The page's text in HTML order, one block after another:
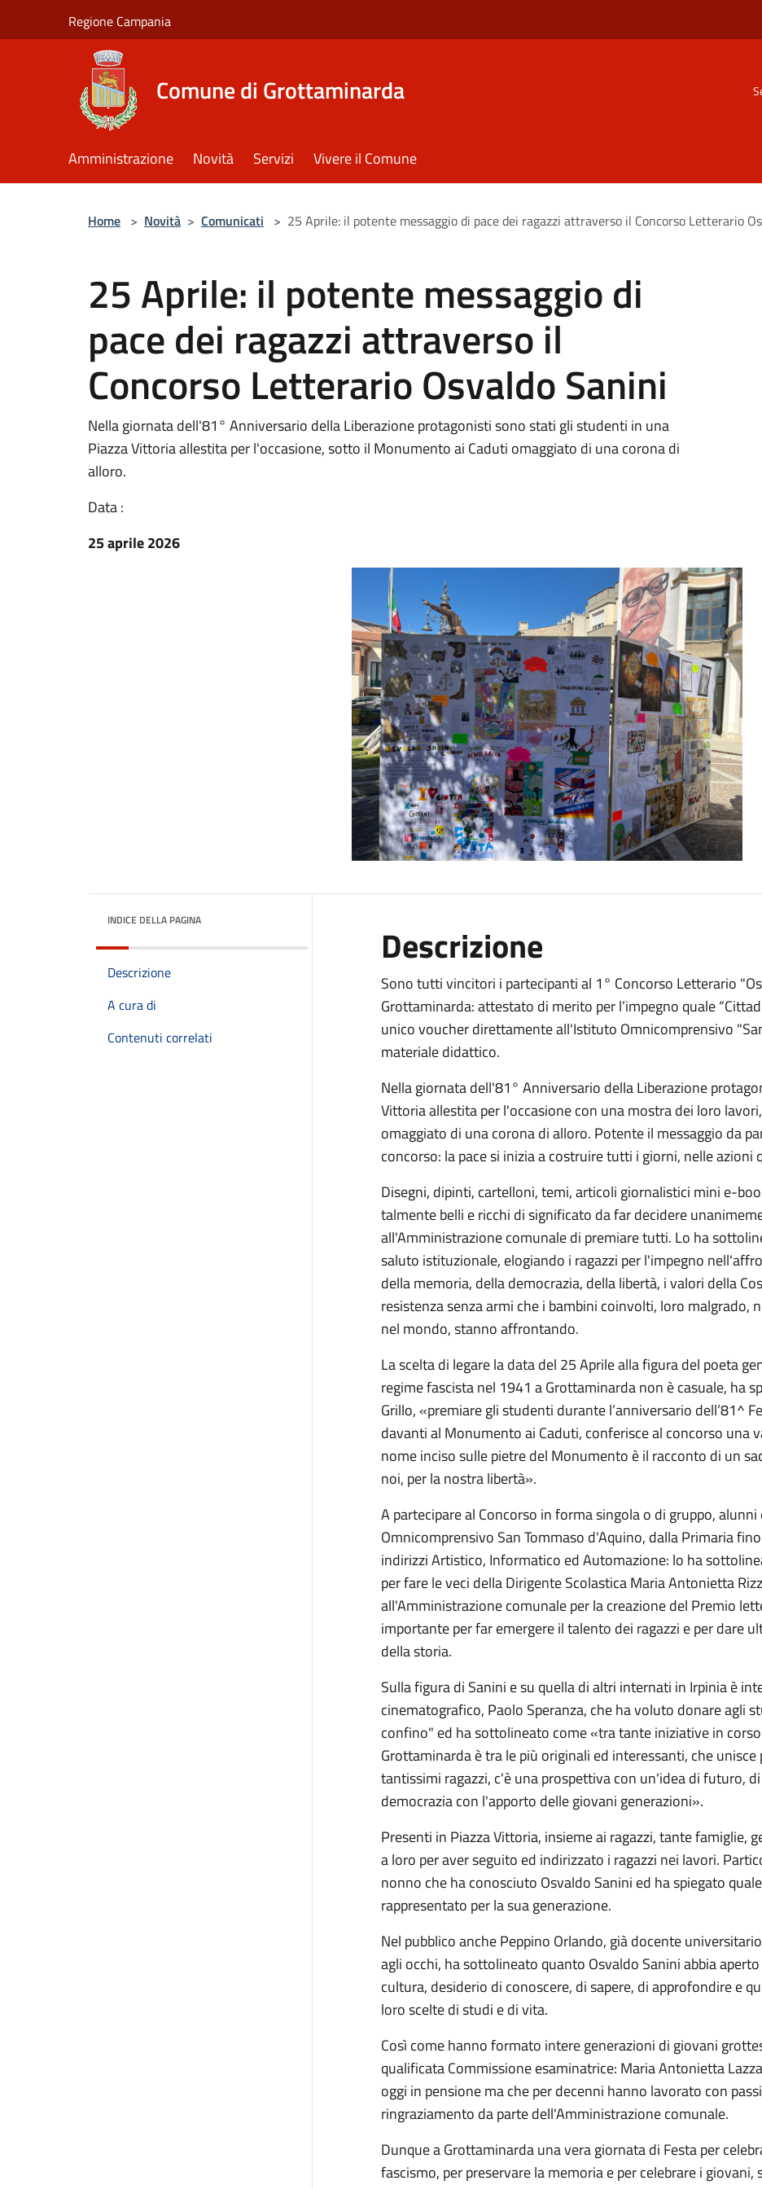
Regione Campania
Comune di Grottaminarda
Amministrazione Novità Servizi Vivere il Comune
Home > Novità > Comunicati > 25 Aprile: il potente messaggio di pace dei ragazzi attraverso il Concorso Letterario
25 Aprile: il potente messaggio di
pace dei ragazzi attraverso il
Concorso Letterario Osvaldo Sanini
Nella giornata dell'81° Anniversario della Liberazione protagonisti sono stati gli studenti in una
Piazza Vittoria allestita per l'occasione, sotto il Monumento ai Caduti omaggiato di una corona di
alloro.
Data :
25 aprile 2026
INDICE DELLA PAGINA
Descrizione
A cura di
Contenuti correlati
Descrizione
Sono tutti vincitori i partecipanti al 1° Concorso Letterario
Grottaminarda: attestato di merito per l’impegno quale
unico voucher direttamente all'Istituto Omnicomprensivo
materiale didattico.
Nella giornata dell'81° Anniversario della Liberazione
Vittoria allestita per l'occasione con una mostra dei loro
omaggiato di una corona di alloro. Potente il messaggio da
concorso: la pace si inizia a costruire tutti i giorni, nelle azioni
Disegni, dipinti, cartelloni, temi, articoli giornalistici mini e-
talmente belli e ricchi di significato da far decidere
all'Amministrazione comunale di premiare tutti. Lo ha
saluto istituzionale, elogiando i ragazzi per l'impegno
della memoria, della democrazia, della libertà, i valori della
resistenza senza armi che i bambini coinvolti, loro malgrado,
nel mondo, stanno affrontando.
La scelta di legare la data del 25 Aprile alla figura del poeta
regime fascista nel 1941 a Grottaminarda non è casuale, ha
Grillo, «premiare gli studenti durante l’anniversario dell’81^
davanti al Monumento ai Caduti, conferisce al concorso una
nome inciso sulle pietre del Monumento è il racconto di un
noi, per la nostra libertà».
A partecipare al Concorso in forma singola o di gruppo,
Omnicomprensivo San Tommaso d'Aquino, dalla Primaria
indirizzi Artistico, Informatico ed Automazione: lo ha
per fare le veci della Dirigente Scolastica Maria Antonietta
all'Amministrazione comunale per la creazione del Premio
importante per far emergere il talento dei ragazzi e per dare
della storia.
Sulla figura di Sanini e su quella di altri internati in Irpinia è
cinematografico, Paolo Speranza, che ha voluto donare agli
confino" ed ha sottolineato come «tra tante iniziative in
Grottaminarda è tra le più originali ed interessanti, che
tantissimi ragazzi, c'è una prospettiva con un'idea di futuro,
democrazia con l'apporto delle giovani generazioni».
Presenti in Piazza Vittoria, insieme ai ragazzi, tante famiglie,
a loro per aver seguito ed indirizzato i ragazzi nei lavori.
nonno che ha conosciuto Osvaldo Sanini ed ha spiegato
rappresentato per la sua generazione.
Nel pubblico anche Peppino Orlando, già docente
agli occhi, ha sottolineato quanto Osvaldo Sanini abbia
cultura, desiderio di conoscere, di sapere, di approfondire e
loro scelte di studi e di vita.
Così come hanno formato intere generazioni di giovani
qualificata Commissione esaminatrice: Maria Antonietta
oggi in pensione ma che per decenni hanno lavorato con
ringraziamento da parte dell'Amministrazione comunale.
Dunque a Grottaminarda una vera giornata di Festa per
fascismo, per preservare la memoria e per celebrare i